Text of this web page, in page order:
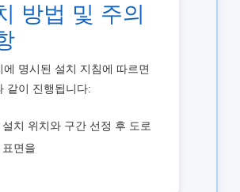
방법 및 주의
에 명시된 설치 지침에 따르면
같이 진행됩니다:
설치 위치와 구간 선정 후 도로
표면을